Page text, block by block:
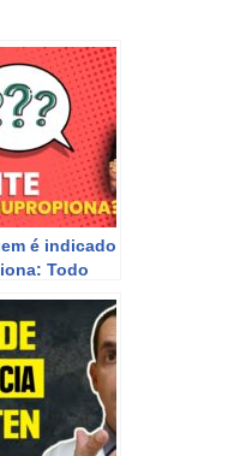
é indicado
Todo
o